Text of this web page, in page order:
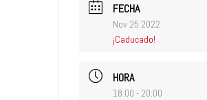
FECHA
Nov 25 2022
¡Caducado!
HORA
18:00 - 20:00